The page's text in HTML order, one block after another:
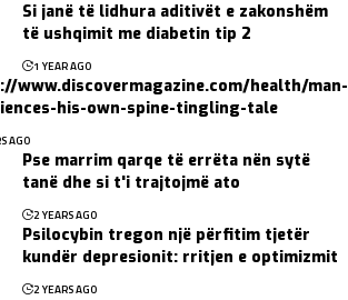
Si janë të lidhura aditivët e zakonshëm
të ushqimit me diabetin tip 2
1 YEAR AGO
www.discovermagazine.com/health/man-
his-own-spine-tingling-tale
AGO
Pse marrim qarqe të errëta nën sytë
tanë dhe si t'i trajtojmë ato
2 YEARS AGO
Psilocybin tregon një përfitim tjetër
kundër depresionit: rritjen e optimizmit
2 YEARS AGO